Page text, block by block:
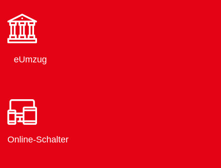
eUmzug
Online-Schalter